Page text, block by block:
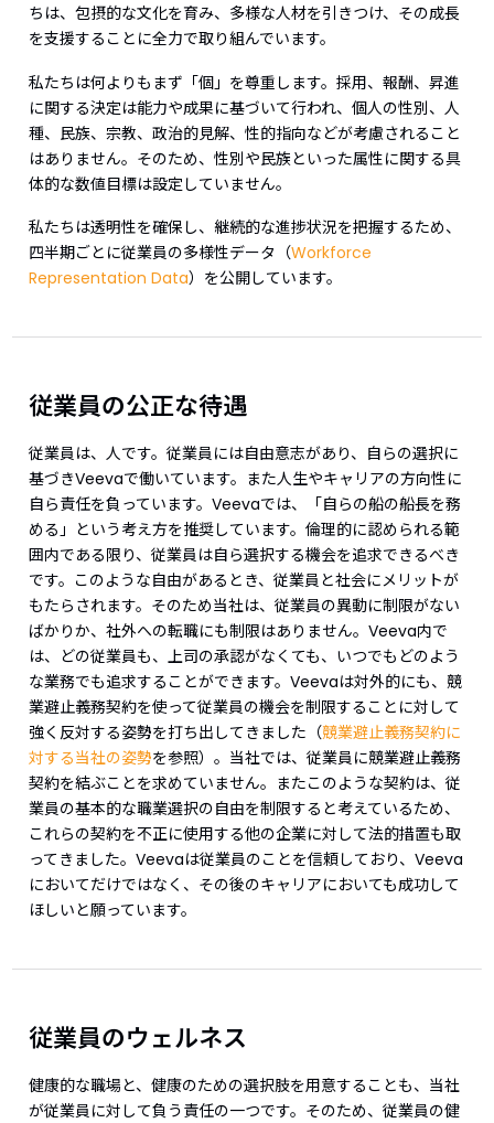
ちは、包摂的な文化を育み、多様な人材を引きつけ、その成長
を支援することに全力で取り組んでいます。
私たちは何よりもまず「個」を尊重します。採用、報酬、昇進
に関する決定は能力や成果に基づいて行われ、個人の性別、人
種、民族、宗教、政治的見解、性的指向などが考慮されること
はありません。そのため、性別や民族といった属性に関する具
体的な数値目標は設定していません。
私たちは透明性を確保し、継続的な進捗状況を把握するため、
四半期ごとに従業員の多様性データ（Workforce
Representation Data）を公開しています。
従業員の公正な待遇
従業員は、人です。従業員には自由意志があり、自らの選択に
基づきVeevaで働いています。また人生やキャリアの方向性に
自ら責任を負っています。Veevaでは、「自らの船の船長を務
める」という考え方を推奨しています。倫理的に認められる範
囲内である限り、従業員は自ら選択する機会を追求できるべき
です。このような自由があるとき、従業員と社会にメリットが
もたらされます。そのため当社は、従業員の異動に制限がない
ばかりか、社外への転職にも制限はありません。Veeva内で
は、どの従業員も、上司の承認がなくても、いつでもどのよう
な業務でも追求することができます。Veevaは対外的にも、競
業避止義務契約を使って従業員の機会を制限することに対して
強く反対する姿勢を打ち出してきました（競業避止義務契約に
対する当社の姿勢を参照）。当社では、従業員に競業避止義務
契約を結ぶことを求めていません。またこのような契約は、従
業員の基本的な職業選択の自由を制限すると考えているため、
これらの契約を不正に使用する他の企業に対して法的措置も取
ってきました。Veevaは従業員のことを信頼しており、Veeva
においてだけではなく、その後のキャリアにおいても成功して
ほしいと願っています。
従業員のウェルネス
健康的な職場と、健康のための選択肢を用意することも、当社
が従業員に対して負う責任の一つです。そのため、従業員の健